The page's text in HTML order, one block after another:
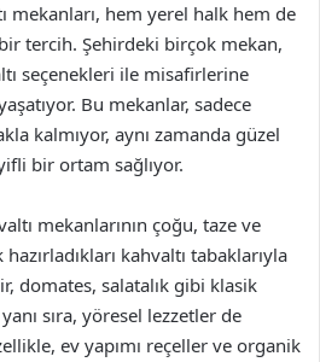
mekanları, hem yerel halk hem de
tercih. Şehirdeki birçok mekan,
seçenekleri ile misafirlerine
Bu mekanlar, sadece
kalmıyor, aynı zamanda güzel
bir ortam sağlıyor.
mekanlarının çoğu, taze ve
kahvaltı tabaklarıyla
domates, salatalık gibi klasik
sıra, yöresel lezzetler de
ev yapımı reçeller ve organik